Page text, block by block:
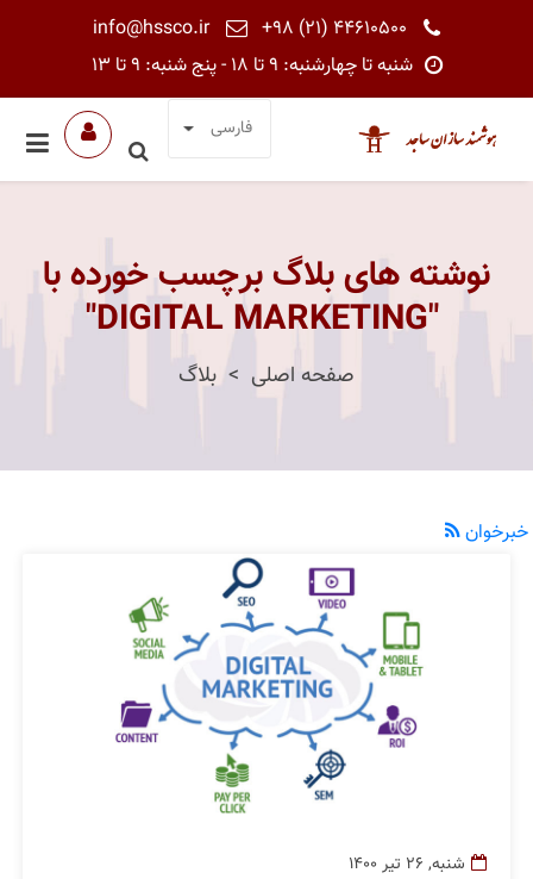
+98 (21) 44610500
info@hssco.ir
شنبه تا چهارشنبه: 9 تا 18 - پنج شنبه: 9 تا 13
فارسی
نوشته های بلاگ برچسب خورده با
"DIGITAL MARKETING"
صفحه اصلی بلاگ
خبرخوان
شنبه, 26 تیر 1400